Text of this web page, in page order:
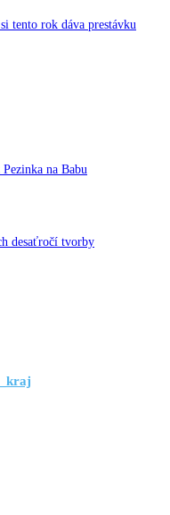
tento rok dáva prestávku
na Babu
desaťročí tvorby